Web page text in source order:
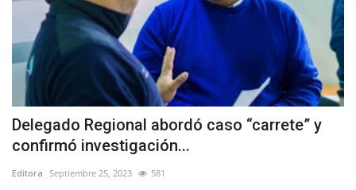
Tribunales
Deporte
Política
Espectáculos
Delegado Regional abordó caso “carrete” y
confirmó investigación...
Editora Septiembre 25, 2023 581